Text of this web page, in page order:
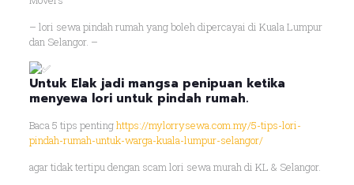
– lori sewa pindah rumah yang boleh dipercayai di Kuala Lumpur
dan Selangor. –
Untuk Elak jadi mangsa penipuan ketika
menyewa lori untuk pindah rumah.
Baca 5 tips pentinghttps://mylorrysewa.com.my/5-tips-lori-
pindah-rumah-untuk-warga-kuala-lumpur-selangor/
agar tidak tertipu dengan scam lori sewa murah di KL & Selangor.